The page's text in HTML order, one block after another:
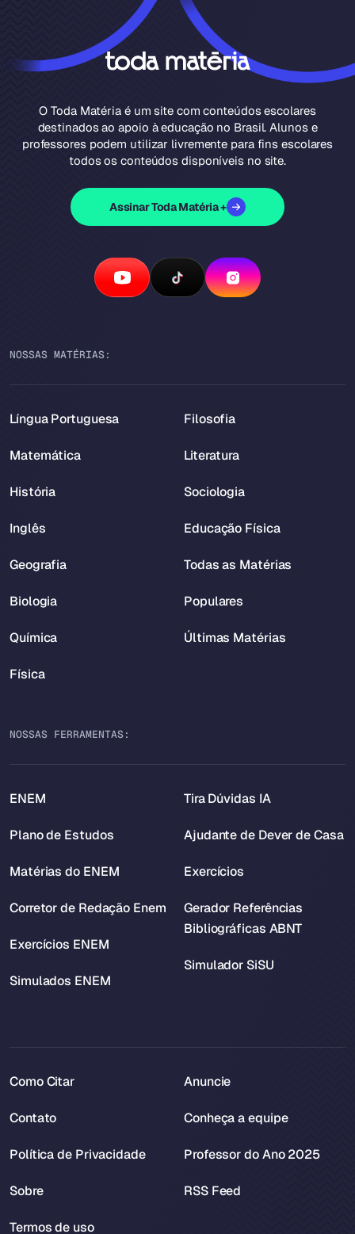
O Toda Matéria é um site com conteúdos escolares
destinados ao apoio à educação no Brasil. Alunos e
professores podem utilizar livremente para fins escolares
todos os conteúdos disponíveis no site.
Assinar Toda Matéria +
NOSSAS MATÉRIAS:
Língua Portuguesa
Matemática
História
Inglês
Geografia
Biologia
Química
Física
Filosofia
Literatura
Sociologia
Educação Física
Todas as Matérias
Populares
Últimas Matérias
NOSSAS FERRAMENTAS:
ENEM
Plano de Estudos
Matérias do ENEM
Corretor de Redação Enem
Exercícios ENEM
Simulados ENEM
Tira Dúvidas IA
Ajudante de Dever de Casa
Exercícios
Gerador Referências
Bibliográficas ABNT
Simulador SiSU
Como Citar
Contato
Política de Privacidade
Sobre
Termos de uso
Anuncie
Conheça a equipe
Professor do Ano 2025
RSS Feed